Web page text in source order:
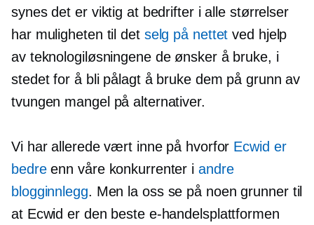
synes det er viktig at bedrifter i alle størrelser
har muligheten til det selg på nettet ved hjelp
av teknologiløsningene de ønsker å bruke, i
stedet for å bli pålagt å bruke dem på grunn av
tvungen mangel på alternativer.
Vi har allerede vært inne på hvorfor Ecwid er
bedreenn våre konkurrenter i andre
blogginnlegg. Men la oss se på noen grunner til
at Ecwid er den beste e-handelsplattformen